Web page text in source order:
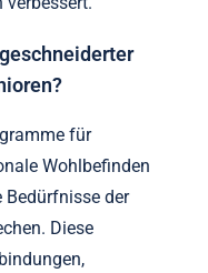
für
Wohlbefinden
Bedürfnisse der
Diese